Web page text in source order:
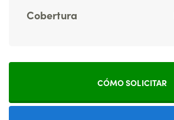
Cobertura
CÓMO SOLICITAR